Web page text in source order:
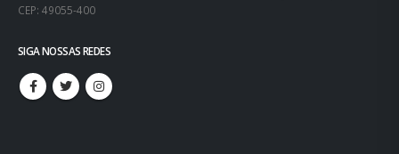
CEP: 49055-400
SIGA NOSSAS REDES